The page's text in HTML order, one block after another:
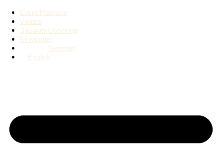
Event Planners
Videos
Speaker Coaching
Newsletter
German
English